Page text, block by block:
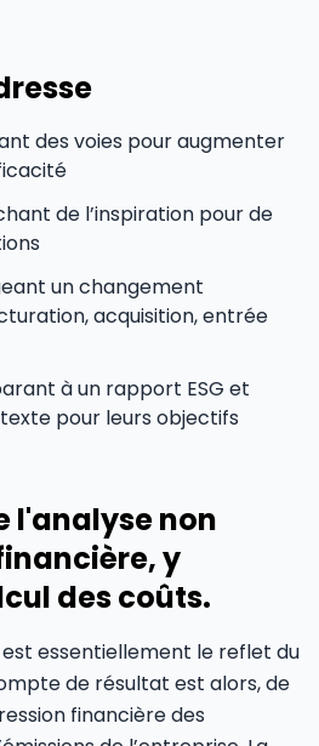
des voies pour augmenter
de l’inspiration pour de
un changement
acquisition, entrée
à un rapport ESG et
pour leurs objectifs
l'analyse non
y
des coûts.
essentiellement le reflet du
de résultat est alors, de
financière des